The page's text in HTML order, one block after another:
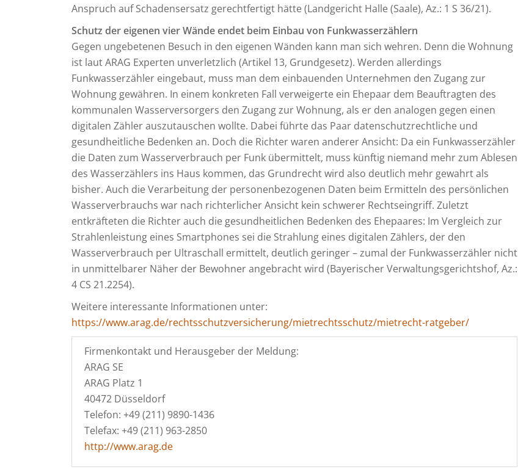
Anspruch auf Schadensersatz gerechtfertigt hätte (Landgericht Halle (Saale), Az.: 1 S 36/21).
Schutz der eigenen vier Wände endet beim Einbau von Funkwasserzählern
Gegen ungebetenen Besuch in den eigenen Wänden kann man sich wehren. Denn die Wohnung
ist laut ARAG Experten unverletzlich (Artikel 13, Grundgesetz). Werden allerdings
Funkwasserzähler eingebaut, muss man dem einbauenden Unternehmen den Zugang zur
Wohnung gewähren. In einem konkreten Fall verweigerte ein Ehepaar dem Beauftragten des
kommunalen Wasserversorgers den Zugang zur Wohnung, als er den analogen gegen einen
digitalen Zähler auszutauschen wollte. Dabei führte das Paar datenschutzrechtliche und
gesundheitliche Bedenken an. Doch die Richter waren anderer Ansicht: Da ein Funkwasserzähler
die Daten zum Wasserverbrauch per Funk übermittelt, muss künftig niemand mehr zum Ablesen
des Wasserzählers ins Haus kommen, das Grundrecht wird also deutlich mehr gewahrt als
bisher. Auch die Verarbeitung der personenbezogenen Daten beim Ermitteln des persönlichen
Wasserverbrauchs war nach richterlicher Ansicht kein schwerer Rechtseingriff. Zuletzt
entkräfteten die Richter auch die gesundheitlichen Bedenken des Ehepaares: Im Vergleich zur
Strahlenleistung eines Smartphones sei die Strahlung eines digitalen Zählers, der den
Wasserverbrauch per Ultraschall ermittelt, deutlich geringer – zumal der Funkwasserzähler nicht
in unmittelbarer Näher der Bewohner angebracht wird (Bayerischer Verwaltungsgerichtshof, Az.:
4 CS 21.2254).
Weitere interessante Informationen unter:
https://www.arag.de/rechtsschutzversicherung/mietrechtsschutz/mietrecht-ratgeber/
Firmenkontakt und Herausgeber der Meldung:
ARAG SE
ARAG Platz 1
40472 Düsseldorf
Telefon: +49 (211) 9890-1436
Telefax: +49 (211) 963-2850
http://www.arag.de